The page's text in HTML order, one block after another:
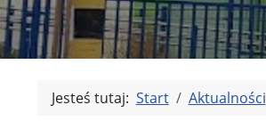
Jesteś tutaj: Start Aktualności